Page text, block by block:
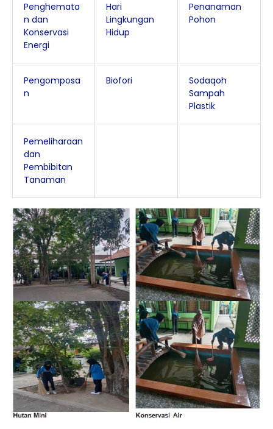
Penghemata
n dan
Konservasi
Energi
Hari
Lingkungan
Hidup
Penanaman
Pohon
Pengomposa
n
Biofori
Sodaqoh
Sampah
Plastik
Pemeliharaan
dan
Pembibitan
Tanaman